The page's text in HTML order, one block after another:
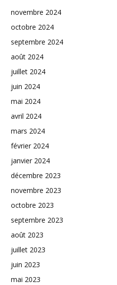
novembre 2024
octobre 2024
septembre 2024
août 2024
juillet 2024
juin 2024
mai 2024
avril 2024
mars 2024
février 2024
janvier 2024
décembre 2023
novembre 2023
octobre 2023
septembre 2023
août 2023
juillet 2023
juin 2023
mai 2023